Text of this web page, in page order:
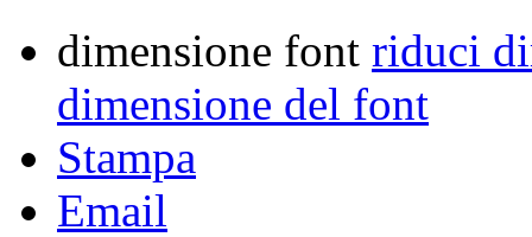
dimensione font riduci
dimensione del font
Stampa
Email